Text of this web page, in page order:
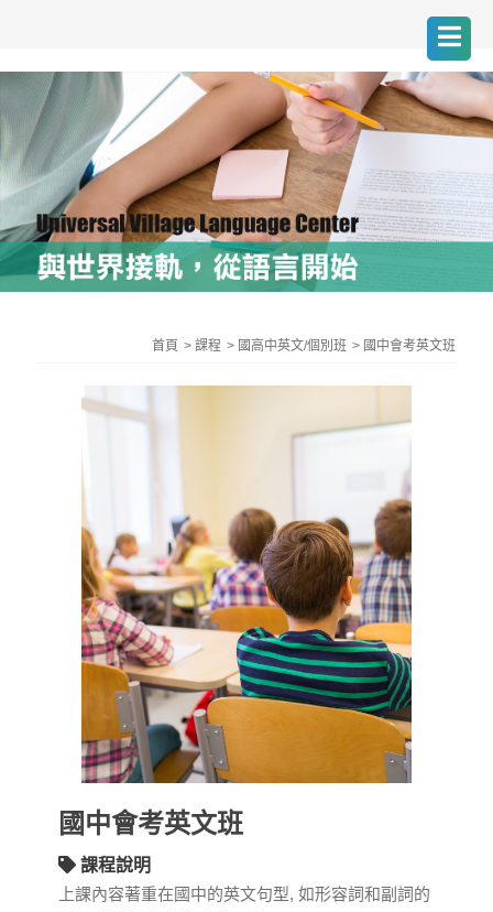
首頁 課程 國高中英文/個別班 國中會考英文班
國中會考英文班
課程說明
上課內容著重在國中的英文句型, 如形容詞和副詞的